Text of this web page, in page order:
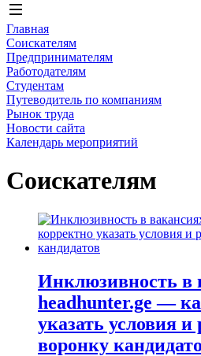
Главная
Соискателям
Предпринимателям
Работодателям
Студентам
Путеводитель по компаниям
Рынок труда
Новости сайта
Календарь мероприятий
Соискателям
Инклюзивность в
headhunter.ge —
указать условия
воронку